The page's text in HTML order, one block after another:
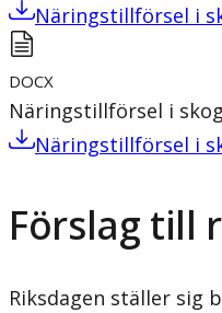
Näringstillförsel i
DOCX
Näringstillförsel i
Näringstillförsel i
Förslag till
Riksdagen ställer sig